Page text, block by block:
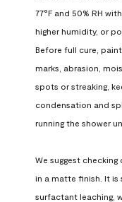
77°F and 50% RH
higher humidity, or
Before full cure,
marks, abrasion,
spots or streaking,
condensation and
running the shower
We suggest
in a matte finish. It
surfactant leaching,